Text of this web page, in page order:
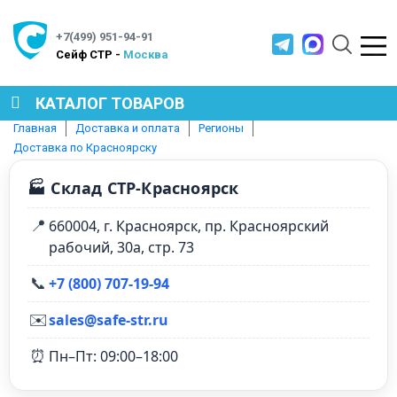
+7(499) 951-94-91
Cейф СТР - Москва
КАТАЛОГ ТОВАРОВ
СЕЙФЫ
МЕТАЛЛИЧЕСКИЕ СТЕЛЛАЖИ
ПРОИЗВОДСТВЕННАЯ МЕБЕЛЬ
Главная Доставка и оплата
Регионы
Доставка по Красноярску
🏭 Склад СТР-Красноярск
📍 660004, г. Красноярск, пр. Красноярский
рабочий, 30а, стр. 73
📞 +7 (800) 707‑19‑94
✉️sales@safe-str.ru
⏰ Пн–Пт: 09:00–18:00